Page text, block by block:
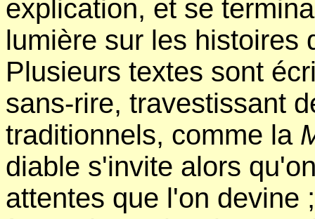
explication, et se
lumière sur les histoires
Plusieurs textes sont
sans-rire, travestissant
traditionnels, comme la
diable s'invite alors
attentes que l'on devine